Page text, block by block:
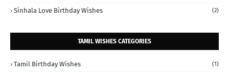
Sinhala Love Birthday Wishes (2)
TAMIL WISHES CATEGORIES
Tamil Birthday Wishes (1)